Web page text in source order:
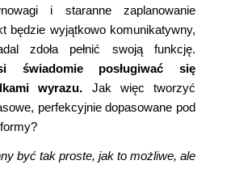
i staranne zaplanowanie
będzie wyjątkowo komunikatywny,
zdoła pełnić swoją funkcję.
świadomie posługiwać się
wyrazu. Jak więc tworzyć
perfekcyjnie dopasowane pod
być tak proste, jak to możliwe, ale